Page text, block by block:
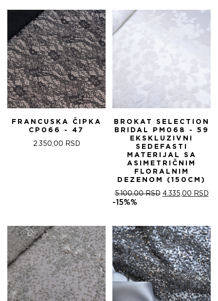
FRANCUSKA ČIPKA
CP066 - 47
2.350,00 RSD
BROKAT SELECTION
BRIDAL PM068 - 59
EKSKLUZIVNI
SEDEFASTI
MATERIJAL SA
ASIMETRIČNIM
FLORALNIM
DEZENOM (150CM)
5.100,00RSD ОРИГИНАЛНА
5.100,00 RSD.
4.335,00 RSD
-15%%